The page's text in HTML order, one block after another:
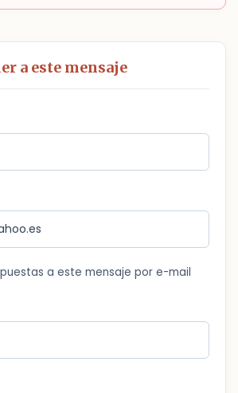
a este mensaje
a este mensaje por e-mail